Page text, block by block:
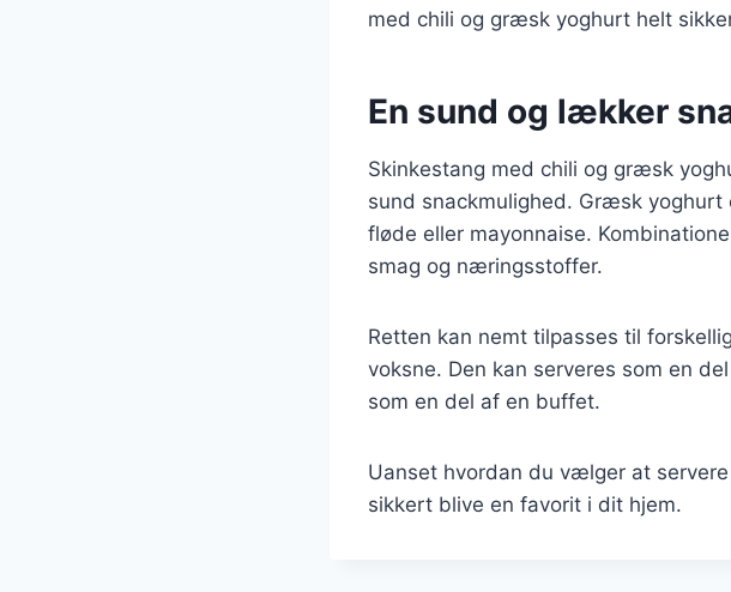
med chili og græsk yoghurt helt
En sund og lækker
Skinkestang med chili og græsk
sund snackmulighed. Græsk
fløde eller mayonnaise.
smag og næringsstoffer.
Retten kan nemt tilpasses til
voksne. Den kan serveres som en
som en del af en buffet.
Uanset hvordan du vælger at
sikkert blive en favorit i dit hjem.